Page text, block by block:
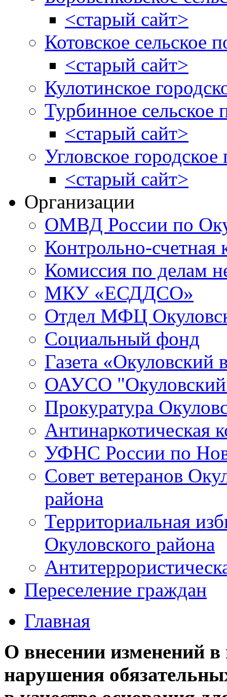
<старый сайт>
Котовское сельское
<старый сайт>
Кулотинское
Турбинное сельское
<старый сайт>
Угловское городское
<старый сайт>
Организации
ОМВД России по
Контрольно-счетная
Комиссия по делам
МКУ «ЕСДДСО»
Отдел МФЦ
Социальный фонд
Газета «Окуловский
ОАУСО
Прокуратура
Антинаркотическая
УФНС России по
Совет ветеранов
района
Территориальная
Окуловского района
Переселение граждан
Главная
О внесении изменений
нарушения